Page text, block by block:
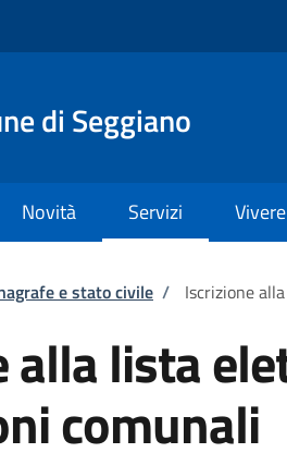
di Seggiano
Novità Servizi
pane
e stato civile / Iscrizione
alla lista
comunali